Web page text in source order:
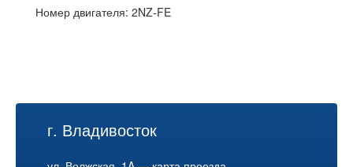
Номер двигателя: 2NZ-FE
г. Владивосток